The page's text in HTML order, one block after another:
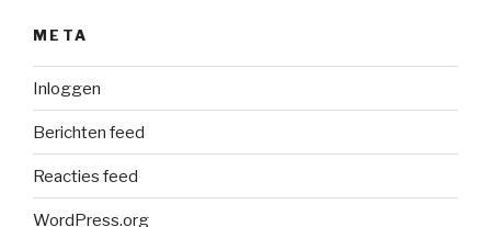
META
Inloggen
Berichten feed
Reacties feed
WordPress.org